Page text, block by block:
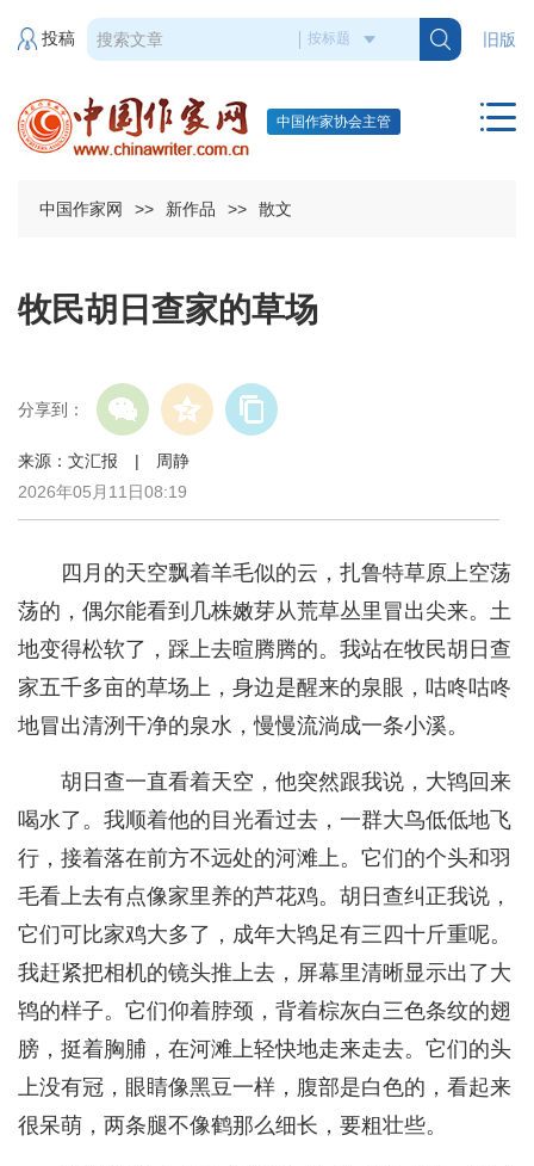
旧版
投稿
中国作家协会主管
中国作家网 >> 新作品 >> 散文
牧民胡日查家的草场
分享到：
来源：文汇报 | 周静
2026年05月11日08:19
四月的天空飘着羊毛似的云，扎鲁特草原上空荡
荡的，偶尔能看到几株嫩芽从荒草丛里冒出尖来。土
地变得松软了，踩上去暄腾腾的。我站在牧民胡日查
家五千多亩的草场上，身边是醒来的泉眼，咕咚咕咚
地冒出清洌干净的泉水，慢慢流淌成一条小溪。
胡日查一直看着天空，他突然跟我说，大鸨回来
喝水了。我顺着他的目光看过去，一群大鸟低低地飞
行，接着落在前方不远处的河滩上。它们的个头和羽
毛看上去有点像家里养的芦花鸡。胡日查纠正我说，
它们可比家鸡大多了，成年大鸨足有三四十斤重呢。
我赶紧把相机的镜头推上去，屏幕里清晰显示出了大
鸨的样子。它们仰着脖颈，背着棕灰白三色条纹的翅
膀，挺着胸脯，在河滩上轻快地走来走去。它们的头
上没有冠，眼睛像黑豆一样，腹部是白色的，看起来
很呆萌，两条腿不像鹤那么细长，要粗壮些。